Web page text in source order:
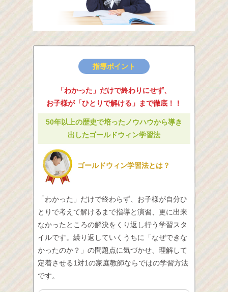
指導ポイント
「わかった」だけで終わりにせず、
お子様が「ひとりで解ける」まで徹底！！
50年以上の歴史で培ったノウハウから導き
出したゴールドウィン学習法
ゴールドウィン学習法とは？
「わかった」だけで終わらず、お子様が自分ひ
とりで考えて解けるまで指導と演習、更に出来
なかったところの解決をくり返し行う学習スタ
イルです。繰り返していくうちに「なぜできな
かったのか？」の問題点に気づかせ、理解して
定着させる1対1の家庭教師ならではの学習方法
です。